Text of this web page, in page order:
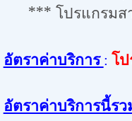
***โปรแกรมส
อัตราค่าบริการ : โ
อัตราค่าบริการนี้รว